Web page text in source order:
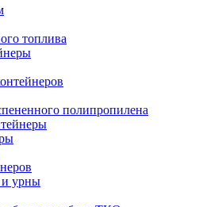
топлива
полипропилена
и урны